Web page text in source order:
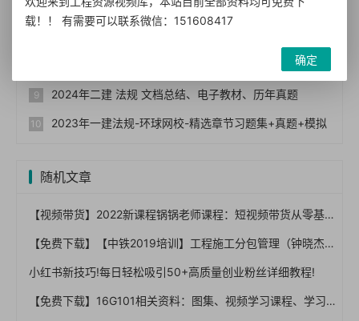
猫姐《知识网红课》把你的兴趣、经验、能力变成钱
2024年二建 法规 文档总结、电子教材、历年真题
2023年一建法规-环球网校-精选章节习题集+真题+模拟
随机文章
【视频带货】2022新课程锅锅老师课程：短视频带货从零基础到精通
【免费下载】【中铁2019培训】工程施工分包管理（钟晓杰），67页PPT，图文，可编辑【01-0038】
小红书新技巧!每日轻松吸引50+高质量创业粉丝详细教程!
【免费下载】16G101相关资料：图集、视频学习课程、学习资料【01-0003】
载！！ 有需要可以联系微信：151608417
确定